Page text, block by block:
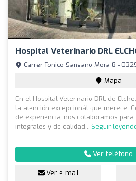
Hospital Veterinario DRL
Carrer Tonico Sansano Mora 8 -
Mapa
En el Hospital Veterinario DRL de
la atención excepcionál que merece.
de experiencia, nos colaboramos
integrales y de calidad... Seguir
Ver teléfono
Ver e-mail